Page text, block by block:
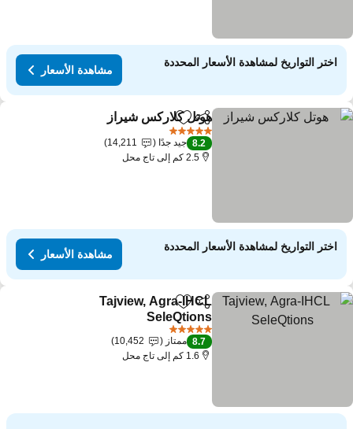
اختر التواريخ لمشاهدة الأسعار المحددة
مشاهدة الأسعار
مشاركةAdd to favorites
هوتل كلاركس شيراز
8.2 جيد جدًا
14,211
2.5 كم إلى تاج محل
اختر التواريخ لمشاهدة الأسعار المحددة
مشاهدة الأسعار
مشاركةAdd to favorites
Tajview, Agra-IHCL
SeleQtions
8.7 ممتاز
10,452
1.6 كم إلى تاج محل